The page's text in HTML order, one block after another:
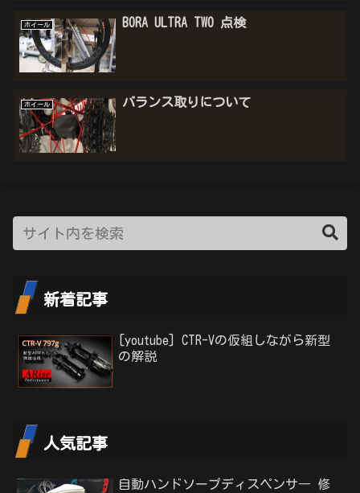
ホイール BORA ULTRA TWO 点検
ホイール バランス取りについて
新着記事
[youtube] CTR-Vの仮組しながら新型
の解説
人気記事
自動ハンドソープディスペンサ― 修